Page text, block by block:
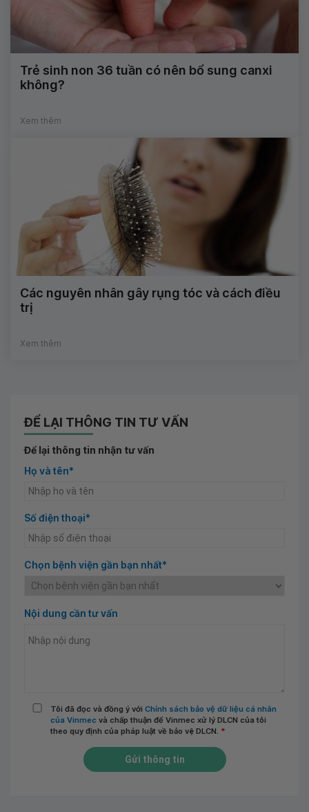
Trẻ sinh non 36 tuần có nên bổ sung canxi
không?
Xem thêm
Các nguyên nhân gây rụng tóc và cách điều
trị
Xem thêm
ĐỂ LẠI THÔNG TIN TƯ VẤN
Để lại thông tin nhận tư vấn
Họ và tên*
Số điện thoại*
Chọn bệnh viện gần bạn nhất*
Nội dung cần tư vấn
Tôi đã đọc và đồng ý với Chính sách bảo vệ dữ liệu cá nhân
của Vinmec và chấp thuận để Vinmec xử lý DLCN của tôi
theo quy định của pháp luật về bảo vệ DLCN. *
Gửi thông tin